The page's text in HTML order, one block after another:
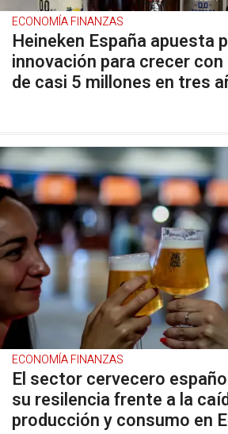
ECONOMÍA FINANZAS
Heineken España apuesta
innovación para crecer
de casi 5 millones en tres
ECONOMÍA FINANZAS
El sector cervecero
su resilencia frente a la
producción y consumo en